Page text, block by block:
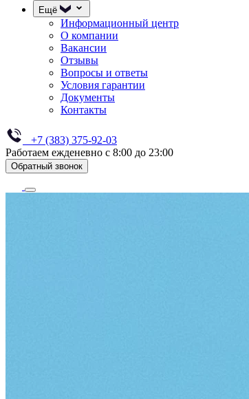
Ещё
Информационный центр
О компании
Вакансии
Отзывы
Вопросы и ответы
Условия гарантии
Документы
Контакты
+7 (383) 375-92-03
Работаем ежденевно с 8:00 до 23:00
Обратный звонок